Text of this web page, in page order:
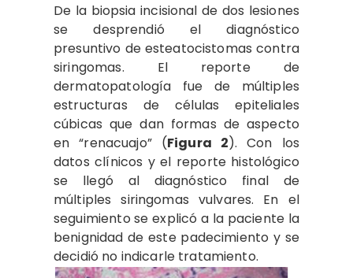
De la biopsia incisional de dos lesiones
se desprendió el diagnóstico
presuntivo de esteatocistomas contra
siringomas. El reporte de
dermatopatología fue de múltiples
estructuras de células epiteliales
cúbicas que dan formas de aspecto
en “renacuajo” (Figura 2). Con los
datos clínicos y el reporte histológico
se llegó al diagnóstico final de
múltiples siringomas vulvares. En el
seguimiento se explicó a la paciente la
benignidad de este padecimiento y se
decidió no indicarle tratamiento.